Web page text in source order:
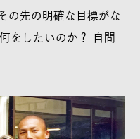
の先の明確な目標がな
をしたいのか？ 自問